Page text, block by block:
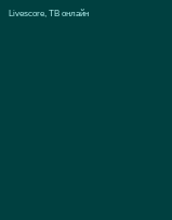
Livescore, ТВ онлайн